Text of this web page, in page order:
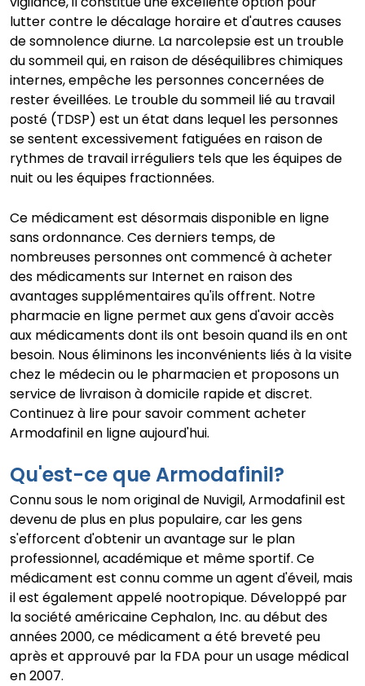
lutter contre le décalage horaire et d'autres causes
de somnolence diurne. La narcolepsie est un trouble
du sommeil qui, en raison de déséquilibres chimiques
internes, empêche les personnes concernées de
rester éveillées. Le trouble du sommeil lié au travail
posté (TDSP) est un état dans lequel les personnes
se sentent excessivement fatiguées en raison de
rythmes de travail irréguliers tels que les équipes de
nuit ou les équipes fractionnées.
Ce médicament est désormais disponible en ligne
sans ordonnance. Ces derniers temps, de
nombreuses personnes ont commencé à acheter
des médicaments sur Internet en raison des
avantages supplémentaires qu'ils offrent. Notre
pharmacie en ligne permet aux gens d'avoir accès
aux médicaments dont ils ont besoin quand ils en ont
besoin. Nous éliminons les inconvénients liés à la visite
chez le médecin ou le pharmacien et proposons un
service de livraison à domicile rapide et discret.
Continuez à lire pour savoir comment acheter
Armodafinil en ligne aujourd'hui.
Qu'est-ce que Armodafinil?
Connu sous le nom original de Nuvigil, Armodafinil est
devenu de plus en plus populaire, car les gens
s'efforcent d'obtenir un avantage sur le plan
professionnel, académique et même sportif. Ce
médicament est connu comme un agent d'éveil, mais
il est également appelé nootropique. Développé par
la société américaine Cephalon, Inc. au début des
années 2000, ce médicament a été breveté peu
après et approuvé par la FDA pour un usage médical
en 2007.